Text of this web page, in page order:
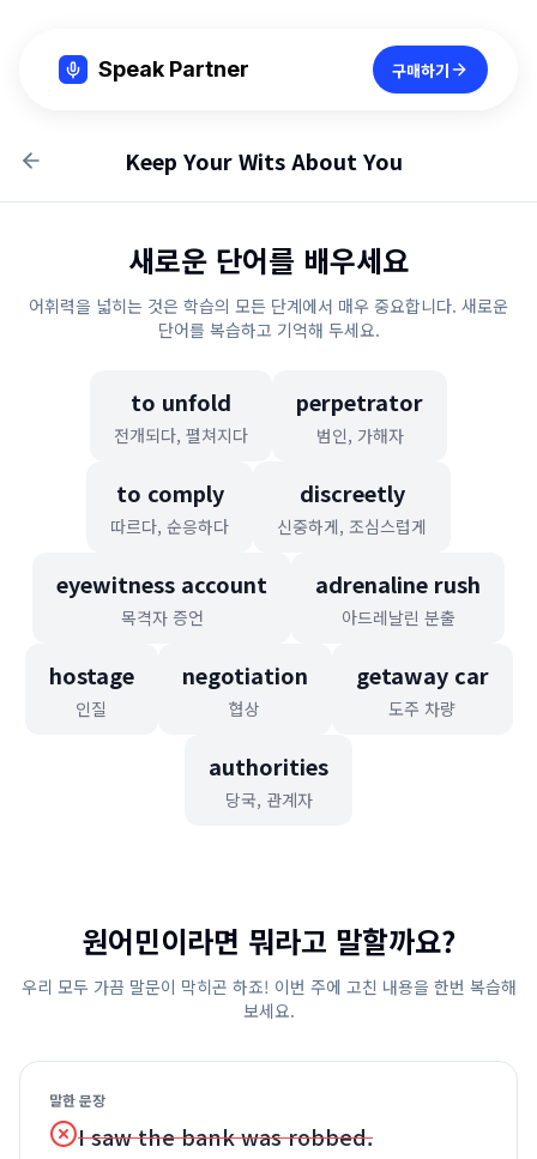
Speak Partner 구매하기
Keep Your Wits About You
새로운 단어를 배우세요
어휘력을 넓히는 것은 학습의 모든 단계에서 매우 중요합니다. 새로운
단어를 복습하고 기억해 두세요.
to unfold
전개되다, 펼쳐지다
perpetrator
범인, 가해자
to comply
따르다, 순응하다
discreetly
신중하게, 조심스럽게
eyewitness account
목격자 증언
adrenaline rush
아드레날린 분출
hostage
인질
negotiation
협상
getaway car
도주 차량
authorities
당국, 관계자
원어민이라면 뭐라고 말할까요?
우리 모두 가끔 말문이 막히곤 하죠! 이번 주에 고친 내용을 한번 복습해
보세요.
말한 문장
I saw the bank was robbed.